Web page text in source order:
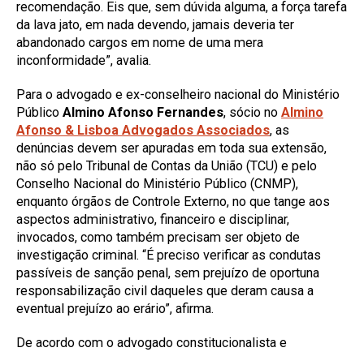
recomendação. Eis que, sem dúvida alguma, a força tarefa
da lava jato, em nada devendo, jamais deveria ter
abandonado cargos em nome de uma mera
inconformidade”, avalia.
Para o advogado e ex-conselheiro nacional do Ministério
Público Almino Afonso Fernandes, sócio no Almino
Afonso & Lisboa Advogados Associados, as
denúncias devem ser apuradas em toda sua extensão,
não só pelo Tribunal de Contas da União (TCU) e pelo
Conselho Nacional do Ministério Público (CNMP),
enquanto órgãos de Controle Externo, no que tange aos
aspectos administrativo, financeiro e disciplinar,
invocados, como também precisam ser objeto de
investigação criminal. “É preciso verificar as condutas
passíveis de sanção penal, sem prejuízo de oportuna
responsabilização civil daqueles que deram causa a
eventual prejuízo ao erário”, afirma.
De acordo com o advogado constitucionalista e